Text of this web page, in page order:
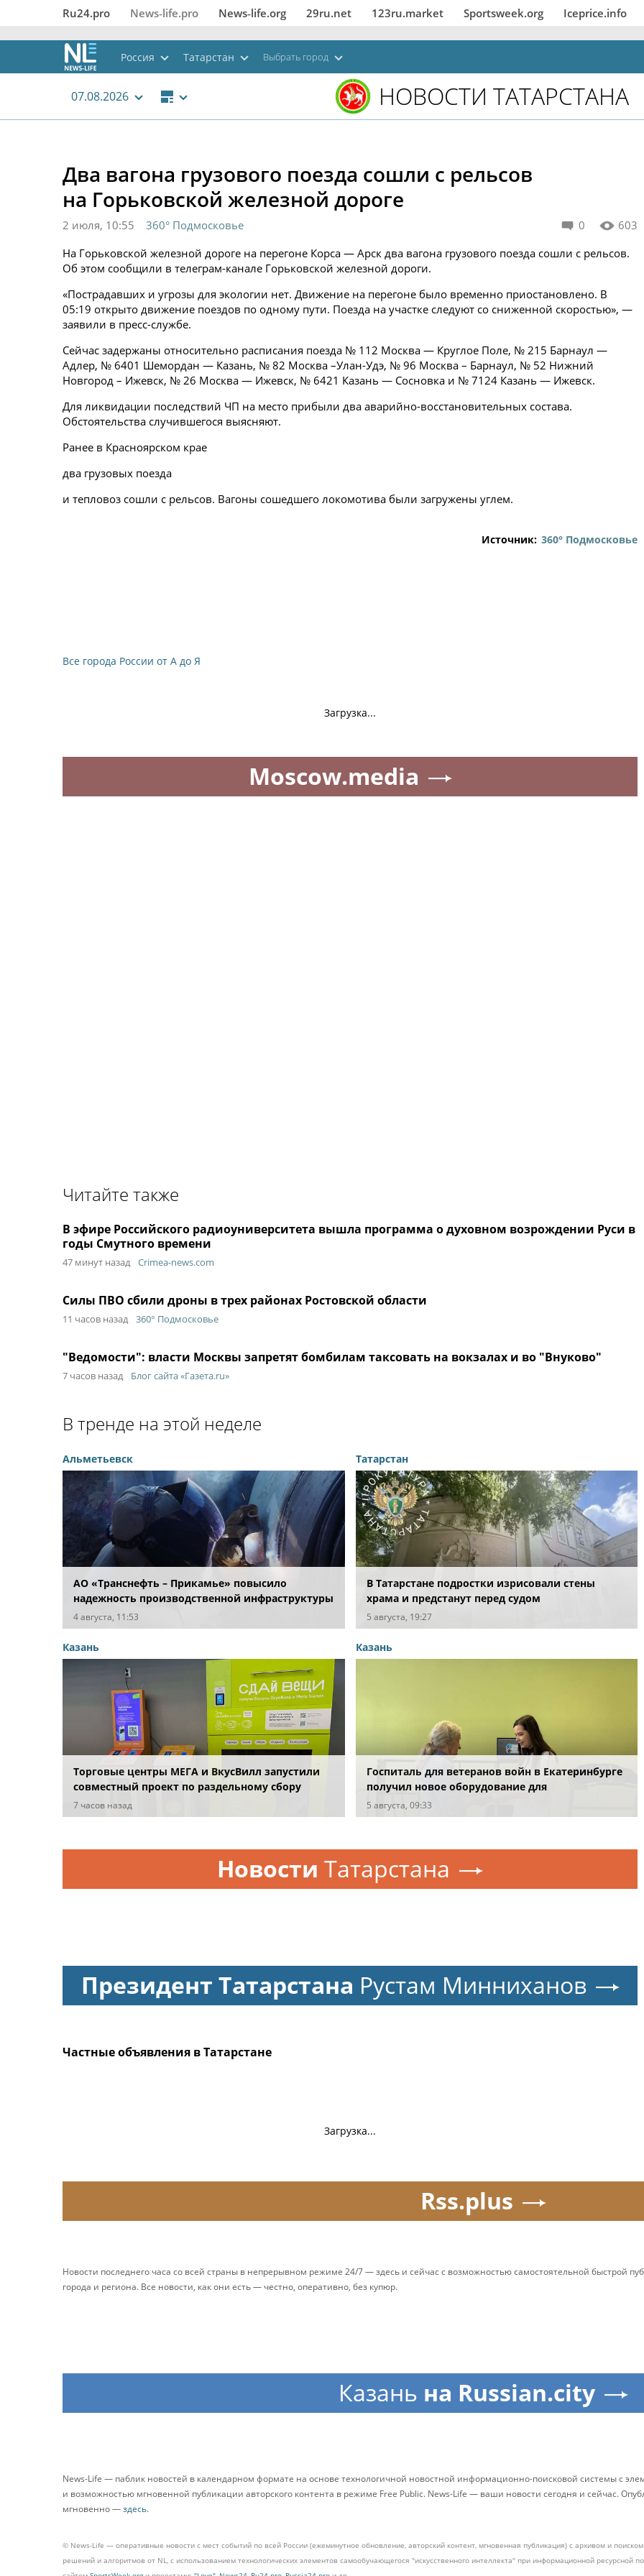
Ru24.pro News‑life.pro News‑life.org 29ru.net 123ru.market Sportsweek.org Iceprice.info
Россия Татарстан Выбрать город
07.08.2026 НОВОСТИ ТАТАРСТАНА
Два вагона грузового поезда сошли с рельсов
на Горьковской железной дороге
0 603
2 июля, 10:55
360° Подмосковье
На Горьковской железной дороге на перегоне Корса — Арск два вагона грузового поезда сошли с рельсов.
Об этом сообщили в телеграм-канале Горьковской железной дороги.
«Пострадавших и угрозы для экологии нет. Движение на перегоне было временно приостановлено. В
05:19 открыто движение поездов по одному пути. Поезда на участке следуют со сниженной скоростью», —
заявили в пресс-службе.
Сейчас задержаны относительно расписания поезда № 112 Москва — Круглое Поле, № 215 Барнаул —
Адлер, № 6401 Шемордан — Казань, № 82 Москва –Улан-Удэ, № 96 Москва – Барнаул, № 52 Нижний
Новгород – Ижевск, № 26 Москва — Ижевск, № 6421 Казань — Сосновка и № 7124 Казань — Ижевск.
Для ликвидации последствий ЧП на место прибыли два аварийно-восстановительных состава.
Обстоятельства случившегося выясняют.
Ранее в Красноярском крае
два грузовых поезда
и тепловоз сошли с рельсов. Вагоны сошедшего локомотива были загружены углем.
Источник: 360° Подмосковье
Все города России от А до Я
Загрузка...
Moscow.media
Читайте также
В эфире Российского радиоуниверситета вышла программа о духовном возрождении Руси в
годы Смутного времени
47 минут назад Crimea-news.com
Силы ПВО сбили дроны в трех районах Ростовской области
11 часов назад 360° Подмосковье
"Ведомости": власти Москвы запретят бомбилам таксовать на вокзалах и во "Внуково"
7 часов назад Блог сайта «Газета.ru»
В тренде на этой неделе
Альметьевск
АО «Транснефть – Прикамье» повысило
надежность производственной инфраструктуры
в четырех регионах
4 августа, 11:53
Татарстан
В Татарстане подростки изрисовали стены
храма и предстанут перед судом
5 августа, 19:27
Казань
Торговые центры МЕГА и ВкусВилл запустили
совместный проект по раздельному сбору
вторсырья
7 часов назад
Казань
Госпиталь для ветеранов войн в Екатеринбурге
получил новое оборудование для
реабилитации
5 августа, 09:33
Новости Татарстана
Президент Татарстана Рустам Минниханов
Частные объявления в Татарстане
Загрузка...
Rss.plus
Новости последнего часа со всей страны в непрерывном режиме 24/7 — здесь и сейчас с возможностью самостоятельной быстрой
города и региона. Все новости, как они есть — честно, оперативно, без купюр.
Казань на Russian.city
News-Life — паблик новостей в календарном формате на основе технологичной новостной информационно-поисковой системы с
и возможностью мгновенной публикации авторского контента в режиме Free Public. News-Life — ваши новости сегодня и сейчас.
мгновенно —здесь.
© News-Life — оперативные новости с мест событий по всей России (ежеминутное обновление, авторский контент, мгновенная публикация) с архивом и
решений и алгоритмов от NL, с использованием технологических элементов самообучающегося "искусственного интеллекта" при информационной ресурсной